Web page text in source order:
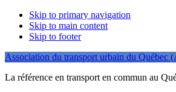
Skip to primary navigation
Skip to main content
Skip to footer
Association du transport urbain du Québec
La référence en transport en commun au